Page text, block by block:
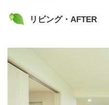
リビング・AFTER